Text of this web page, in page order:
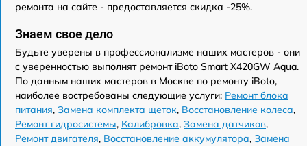
ремонта на сайте - предоставляется скидка -25%.
Знаем свое дело
Будьте уверены в профессионализме наших мастеров - они
с уверенностью выполнят ремонт iBoto Smart Х420GW Aqua.
По данным наших мастеров в Москве по ремонту iBoto,
наиболее востребованы следующие услуги: Ремонт блока
питания, Замена комплекта щеток, Восстановление колеса,
Ремонт гидросистемы, Калибровка, Замена датчиков,
Ремонт двигателя, Восстановление аккумулятора, Замена